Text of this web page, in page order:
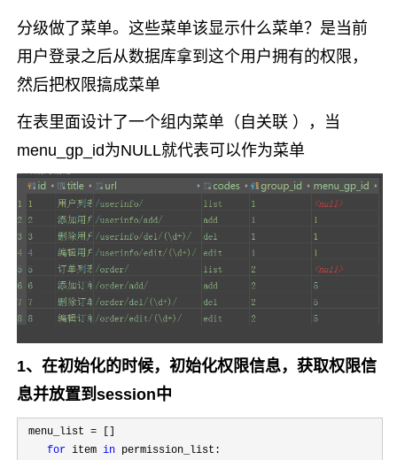
分级做了菜单。这些菜单该显示什么菜单？是当前
用户登录之后从数据库拿到这个用户拥有的权限，
然后把权限搞成菜单
在表里面设计了一个组内菜单（自关联 ），当
menu_gp_id为NULL就代表可以作为菜单
1、在初始化的时候，初始化权限信息，获取权限信
息并放置到session中
menu_list =
for item in permission_list: